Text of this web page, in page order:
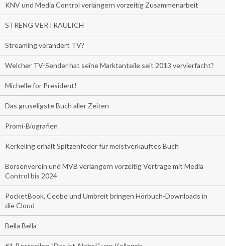
KNV und Media Control verlängern vorzeitig Zusammenarbeit
STRENG VERTRAULICH
Streaming verändert TV?
Welcher TV-Sender hat seine Marktanteile seit 2013 vervierfacht?
Michelle for President!
Das gruseligste Buch aller Zeiten
Promi-Biografien
Kerkeling erhält Spitzenfeder für meistverkauftes Buch
Börsenverein und MVB verlängern vorzeitig Verträge mit Media
Control bis 2024
PocketBook, Ceebo und Umbreit bringen Hörbuch-Downloads in
die Cloud
Bella Bella